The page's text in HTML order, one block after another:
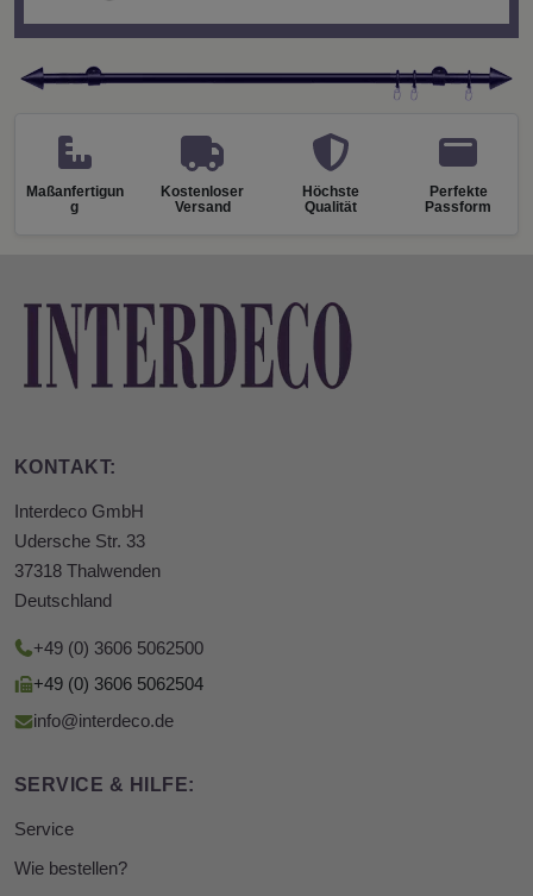
Maßanfertigun
g
Kostenloser
Versand
Höchste
Qualität
Perfekte
Passform
KONTAKT:
Interdeco GmbH
Udersche Str. 33
37318 Thalwenden
Deutschland
+49 (0) 3606 5062500
+49 (0) 3606 5062504
info@interdeco.de
SERVICE & HILFE:
Service
Wie bestellen?